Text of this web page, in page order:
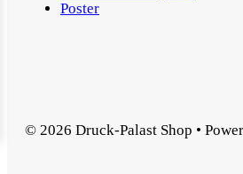
Poster
© 2026 Druck-Palast Shop •